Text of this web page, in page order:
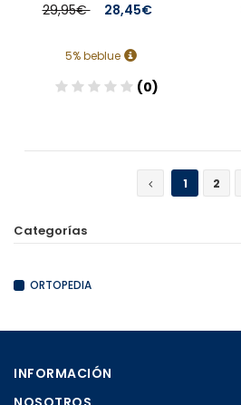
29,95€ 28,45€
5% beblue
(0)
1
2
Categorías
ORTOPEDIA
INFORMACIÓN